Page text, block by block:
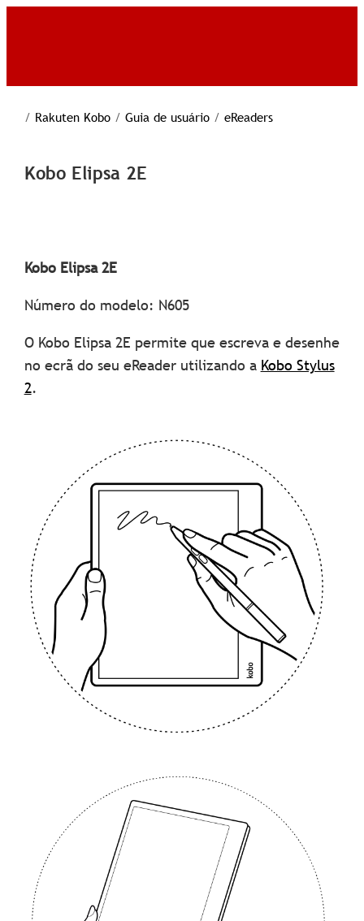
/ Rakuten Kobo / Guia de usuário / eReaders
Kobo Elipsa 2E
Kobo Elipsa 2E
Número do modelo: N605
O Kobo Elipsa 2E permite que escreva e desenhe
no ecrã do seu eReader utilizando a Kobo Stylus
2.